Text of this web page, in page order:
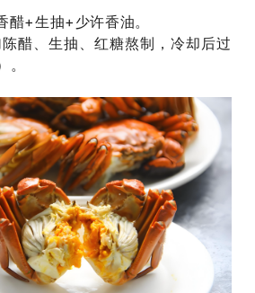
+生抽+少许香油‌。
醋、生抽、红糖熬制，冷却后过